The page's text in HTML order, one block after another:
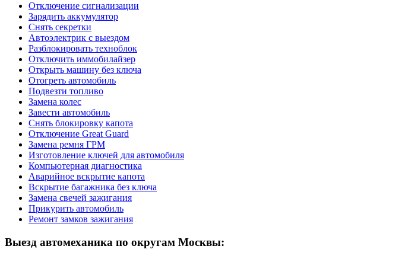
Отключение сигнализации
Зарядить аккумулятор
Снять секретки
Автоэлектрик с выездом
Разблокировать техноблок
Отключить иммобилайзер
Открыть машину без ключа
Отогреть автомобиль
Подвезти топливо
Замена колес
Завести автомобиль
Снять блокировку капота
Отключение Great Guard
Замена ремня ГРМ
Изготовление ключей для автомобиля
Компьютерная диагностика
Аварийное вскрытие капота
Вскрытие багажника без ключа
Замена свечей зажигания
Прикурить автомобиль
Ремонт замков зажигания
Выезд автомеханика по округам Москвы: